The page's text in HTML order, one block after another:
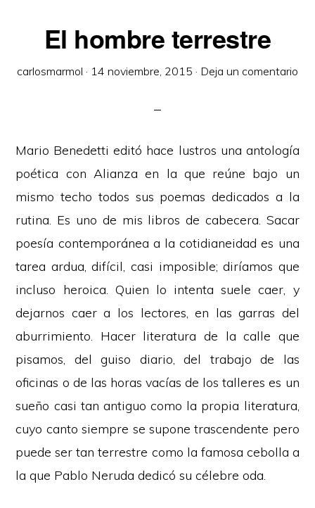
El hombre terrestre
carlosmarmol · 14 noviembre, 2015 · Deja un comentario
Mario Benedetti editó hace lustros una antología
poética con Alianza en la que reúne bajo un
mismo techo todos sus poemas dedicados a la
rutina. Es uno de mis libros de cabecera. Sacar
poesía contemporánea a la cotidianeidad es una
tarea ardua, difícil, casi imposible; diríamos que
incluso heroica. Quien lo intenta suele caer, y
dejarnos caer a los lectores, en las garras del
aburrimiento. Hacer literatura de la calle que
pisamos, del guiso diario, del trabajo de las
oficinas o de las horas vacías de los talleres es un
sueño casi tan antiguo como la propia literatura,
cuyo canto siempre se supone trascendente pero
puede ser tan terrestre como la famosa cebolla a
la que Pablo Neruda dedicó su célebre oda.